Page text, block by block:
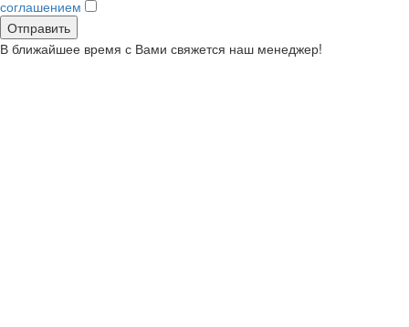
соглашением
В ближайшее время с Вами свяжется наш менеджер!